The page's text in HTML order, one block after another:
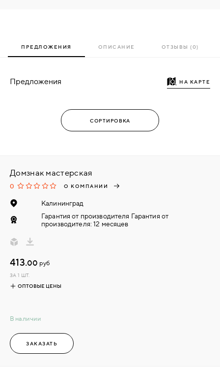
ПРЕДЛОЖЕНИЯ ОПИСАНИЕ ОТЗЫВЫ (0)
Предложения НА КАРТЕ
Домзнак мастерская
0 О КОМПАНИИ
Калининград
Гарантия от производителя Гарантия от
производителя: 12 месяцев
В наличии
413.00 руб
ЗА 1 ШТ.
ОПТОВЫЕ ЦЕНЫ
ЗАКАЗАТЬ